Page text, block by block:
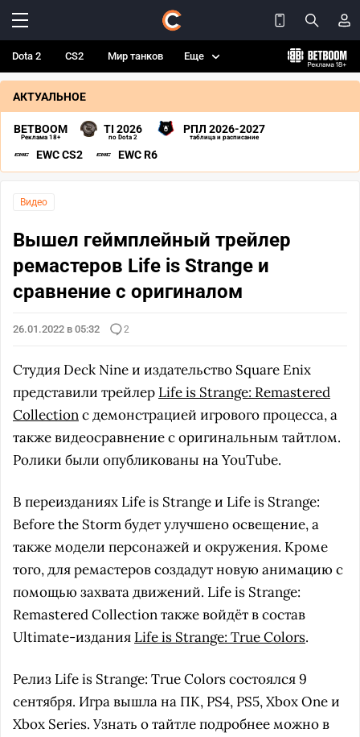
Dota 2 CS2 Мир танков Еще
АКТУАЛЬНОЕ
BETBOOM
Реклама 18+
TI 2026
по Dota 2
РПЛ 2026-2027
таблица и расписание
EWC CS2 EWC R6
Видео
Вышел геймплейный трейлер
ремастеров Life is Strange и
сравнение с оригиналом
26.01.2022 в 05:32 2
Студия Deck Nine и издательство Square Enix
представили трейлер Life is Strange: Remastered
Collectionс демонстрацией игрового процесса, а
также видеосравнение с оригинальным тайтлом.
Ролики были опубликованы на YouTube.
В переизданиях Life is Strange и Life is Strange:
Before the Storm будет улучшено освещение, а
также модели персонажей и окружения. Кроме
того, для ремастеров создадут новую анимацию с
помощью захвата движений. Life is Strange:
Remastered Collection также войдёт в состав
Ultimate-издания Life is Strange: True Colors.
Релиз Life is Strange: True Colors состоялся 9
сентября. Игра вышла на ПК, PS4, PS5, Xbox One и
Xbox Series. Узнать о тайтле подробнее можно в